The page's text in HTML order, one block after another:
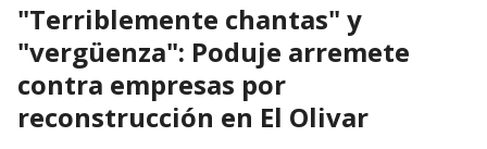
"Terriblemente chantas" y
"vergüenza": Poduje arremete
contra empresas por
reconstrucción en El Olivar